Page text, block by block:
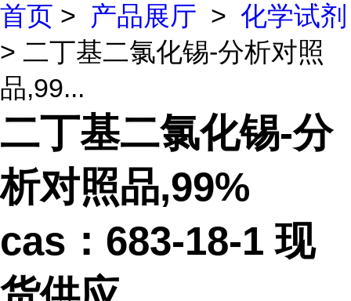
首页 > 产品展厅 > 化学试剂
> 二丁基二氯化锡-分析对照
品,99...
二丁基二氯化锡-分
析对照品,99%
cas：683-18-1 现